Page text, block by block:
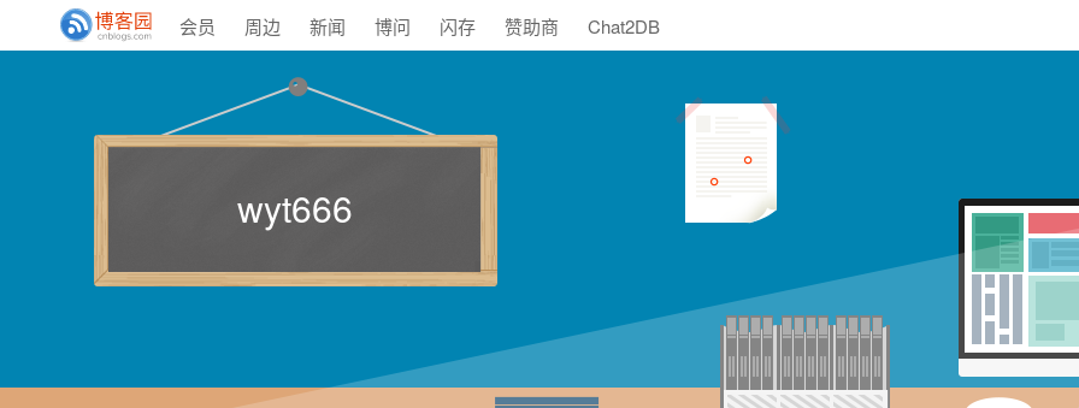
会员 周边 新闻 博问 闪存 赞助商 Chat2DB
wyt666